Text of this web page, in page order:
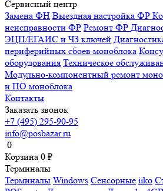
Сервисный центр
Замена ФН Выездная настройка ФР
неисправности ФР Ремонт ФР
ЭЦП/ЕГАИС и ЧЗ ключей
периферийных сбоев моноблока
оборудования Техническое
Модульно-компонентный ремонт
и ПО моноблока
Контакты
Заказать звонок
+7 (495) 295-90-95
info@posbazar.ru
0
Корзина 0 ₽
Терминалы
Терминалы Windows Сенсорные iiko